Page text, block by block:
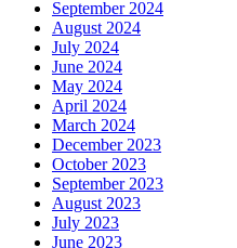
September 2024
August 2024
July 2024
June 2024
May 2024
April 2024
March 2024
December 2023
October 2023
September 2023
August 2023
July 2023
June 2023